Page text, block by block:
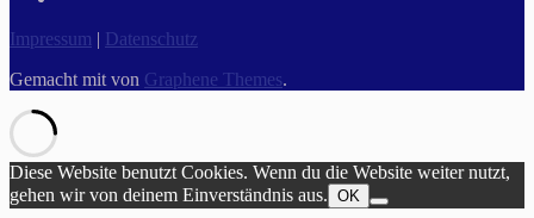
Impressum | Datenschutz
Gemacht mit von Graphene Themes.
Diese Website benutzt Cookies. Wenn du die Website weiter nutzt,
gehen wir von deinem Einverständnis aus. OK